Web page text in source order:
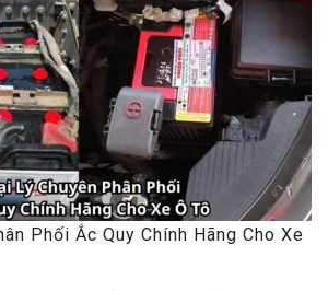
Phối Ắc Quy Chính Hãng Cho Xe